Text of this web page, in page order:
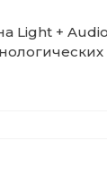
Light +